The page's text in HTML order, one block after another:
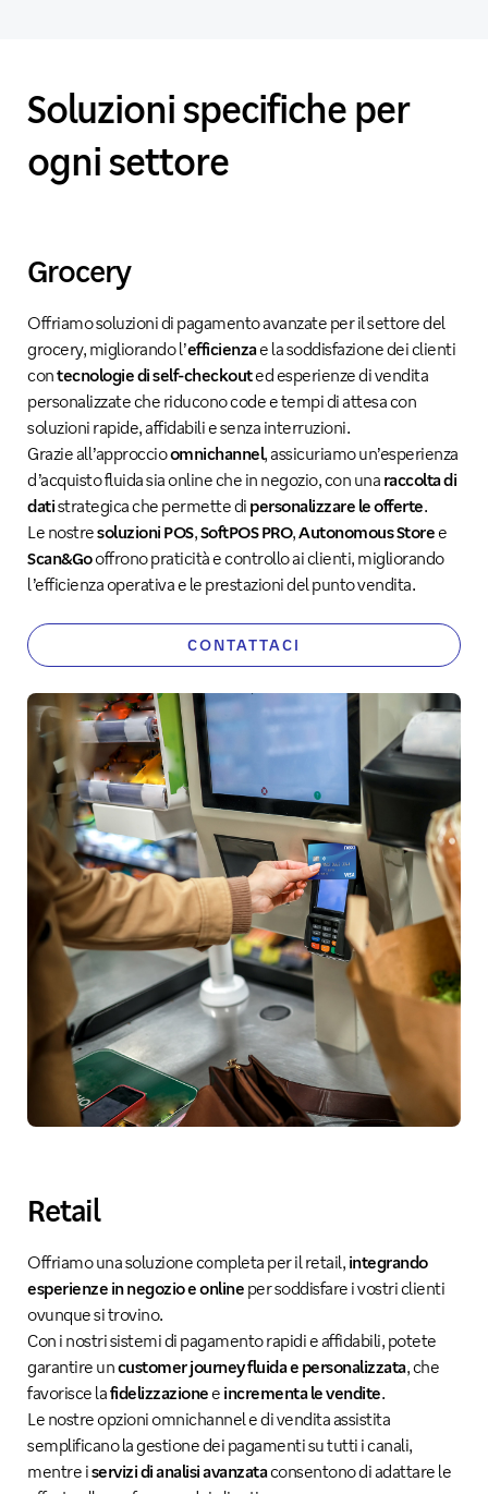
Soluzioni specifiche per
ogni settore
Grocery
Offriamo soluzioni di pagamento avanzate per il settore del
grocery, migliorando l’efficienzae la soddisfazione dei clienti
contecnologie di self-checkouted esperienze di vendita
personalizzate che riducono code e tempi di attesa con
soluzioni rapide, affidabili e senza interruzioni.
Grazie all’approccioomnichannel, assicuriamo un’esperienza
d’acquisto fluida sia online che in negozio, con una raccolta di
datistrategica che permette di personalizzare le offerte.
Le nostresoluzioni POS,SoftPOS PRO,Autonomous Storee
Scan&Gooffrono praticità e controllo ai clienti, migliorando
l’efficienza operativa e le prestazioni del punto vendita.
CONTATTACI
Retail
Offriamo una soluzione completa per il retail, integrando
esperienze in negozio e online per soddisfare i vostri clienti
ovunque si trovino.
Con i nostri sistemi di pagamento rapidi e affidabili, potete
garantire uncustomer journey fluida e personalizzata, che
favorisce lafidelizzazionee incrementa le vendite.
Le nostre opzioni omnichannel e di vendita assistita
semplificano la gestione dei pagamenti su tutti i canali,
mentre iservizi di analisi avanzataconsentono di adattare le